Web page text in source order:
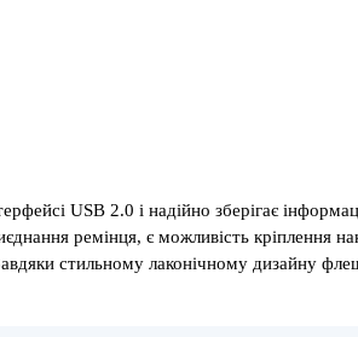
USB 2.0 і надійно зберігає
ремінця, є можливість кріплення
стильному лаконічному дизайну